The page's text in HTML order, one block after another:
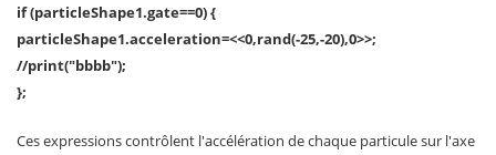
if (particleShape1.gate==0) {
particleShape1.acceleration=<<0,rand(-25,-20),0>>;
//print("bbbb");
};
Ces expressions contrôlent l'accélération de chaque particule sur l'axe